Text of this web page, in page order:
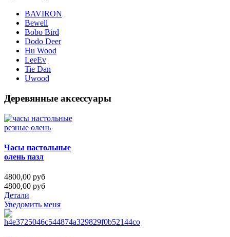
BAVIRON
Bewell
Bobo Bird
Dodo Deer
Hu Wood
LeeEv
Tie Dan
Uwood
Деревянные аксессуары
Часы настольные
олень пазл
4800,00 руб
4800,00 руб
Детали
Уведомить меня